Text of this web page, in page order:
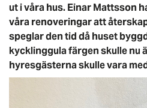
ut i våra hus. Einar Mattsson
våra renoveringar att
speglar den tid då huset
kycklinggula färgen skulle nu
hyresgästerna skulle vara